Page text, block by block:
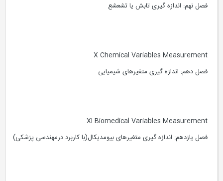
فصل نهم: اندازه گیری تابش یا تشعشع
X Chemical Variables Measurement
فصل دهم: اندازه گیری متغیرهای شیمیایی
XI Biomedical Variables Measurement
فصل یازدهم: اندازه گیری متغیرهای بیومدیکال(با کاربرد درمهندسی پزشکی)